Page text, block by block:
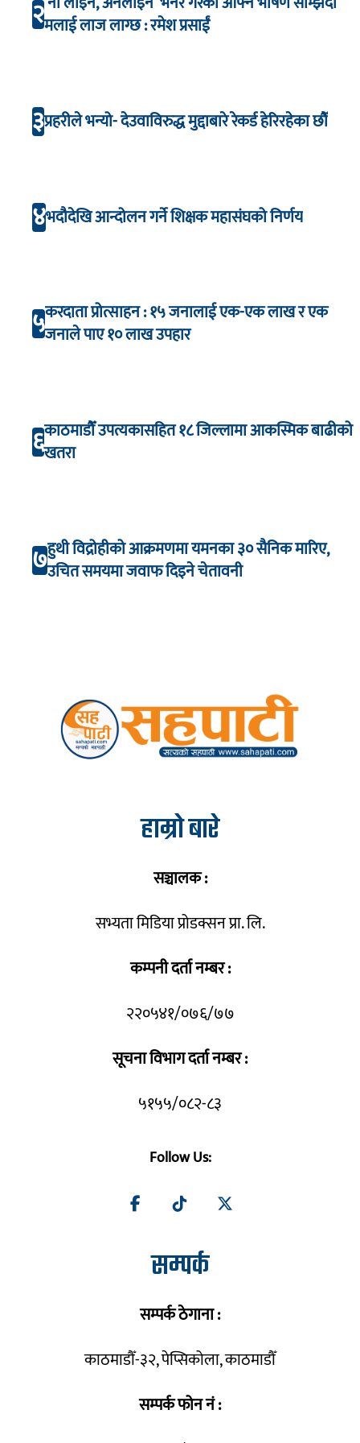
२मलाई लाज लाग्छ : रमेश प्रसाईं
३प्रहरीले भन्यो- देउवाविरुद्ध मुद्दाबारे रेकर्ड हेरिरहेका छौँ
४भदौदेखि आन्दोलन गर्ने शिक्षक महासंघको निर्णय
५करदाता प्रोत्साहन : १५ जनालाई एक-एक लाख र एक
जनाले पाए १० लाख उपहार
६काठमाडौँ उपत्यकासहित १८ जिल्लामा आकस्मिक बाढीको
खतरा
७हुथी विद्रोहीको आक्रमणमा यमनका ३० सैनिक मारिए,
उचित समयमा जवाफ दिइने चेतावनी
हाम्रो बारे
सञ्चालक :
सभ्यता मिडिया प्रोडक्सन प्रा. लि.
कम्पनी दर्ता नम्बर :
२२०५४१/०७६/७७
सूचना विभाग दर्ता नम्बर :
५१५५/०८२-८३
Follow Us:
सम्पर्क
सम्पर्क ठेगाना :
काठमाडौँ-३२, पेप्सिकोला, काठमाडौँ
सम्पर्क फोन नं :